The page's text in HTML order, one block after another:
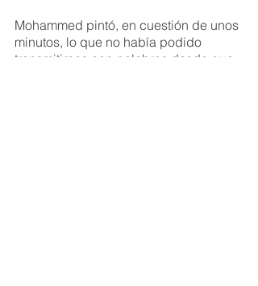
Mohammed pintó, en cuestión de unos
minutos, lo que no había podido
transmitirnos con palabras desde que